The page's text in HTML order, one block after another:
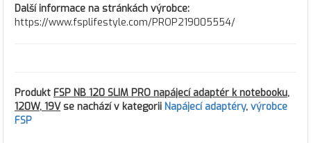
Další informace na stránkách výrobce:
https://www.fsplifestyle.com/PROP219005554/
Produkt FSP NB 120 SLIM PRO napájecí adaptér k notebooku,
120W, 19Vse nachází v kategorii Napájecí adaptéry, výrobce
FSP